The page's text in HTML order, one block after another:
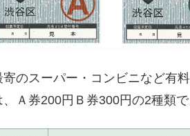
寄のスーパー・コンビニなど有
、Ａ券200円Ｂ券300円の2種類